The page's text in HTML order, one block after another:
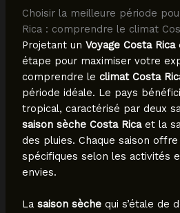
Choisir la meilleure période
Rica : comprendre le climat
Projetant un Voyage Costa Rica
étape pour maximiser votre
comprendre le climat Costa
période idéale. Le pays
tropical, caractérisé par deux
saison sèche Costa Ricaet la
des pluies. Chaque saison
spécifiques selon les activités
envies.
La saison sèchequi s’étale de